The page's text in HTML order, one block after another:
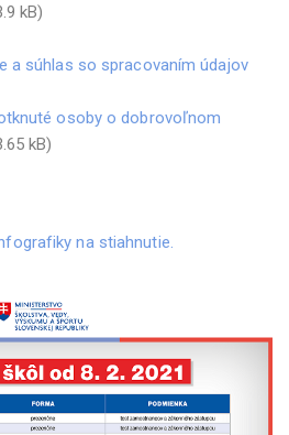
kB)
a súhlas so spracovaním údajov
osoby o dobrovoľnom
kB)
na stiahnutie.